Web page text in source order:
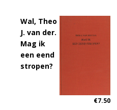
Wal, Theo
J. van der.
Mag ik
een eend
stropen?
€7.50